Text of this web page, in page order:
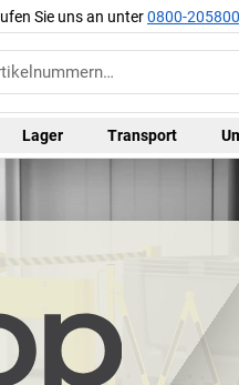
Sie uns an unter0800-205800
Lager Transport